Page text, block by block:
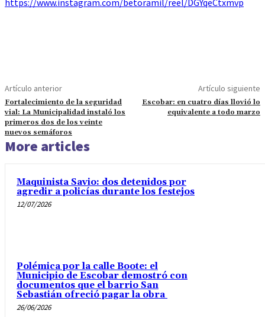
https://www.instagram.com/betoramil/reel/DGYqeCtxmvp
Artículo anterior
Fortalecimiento de la seguridad
vial: La Municipalidad instaló los
primeros dos de los veinte
nuevos semáforos
Artículo siguiente
Escobar: en cuatro días llovió lo
equivalente a todo marzo
More articles
Maquinista Savio: dos detenidos por
agredir a policías durante los festejos
12/07/2026
Polémica por la calle Boote: el
Municipio de Escobar demostró con
documentos que el barrio San
Sebastián ofreció pagar la obra
26/06/2026